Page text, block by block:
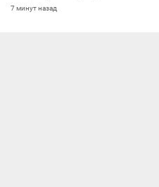
7 минут назад